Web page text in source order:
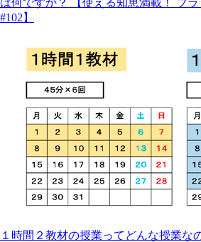
#102】
１時間２教材の授業ってどんな授業な